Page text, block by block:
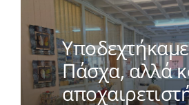
Πάσχα, αλλά